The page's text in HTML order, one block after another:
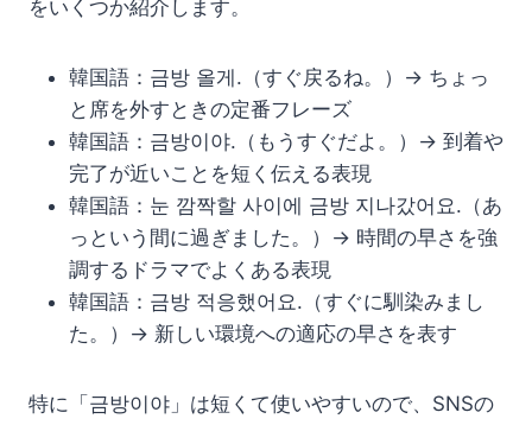
をいくつか紹介します。
韓国語：금방 올게.（すぐ戻るね。）→ ちょっ
と席を外すときの定番フレーズ
韓国語：금방이야.（もうすぐだよ。）→ 到着や
完了が近いことを短く伝える表現
韓国語：눈 깜짝할 사이에 금방 지나갔어요.（あ
っという間に過ぎました。）→ 時間の早さを強
調するドラマでよくある表現
韓国語：금방 적응했어요.（すぐに馴染みまし
た。）→ 新しい環境への適応の早さを表す
特に「금방이야」は短くて使いやすいので、SNSの